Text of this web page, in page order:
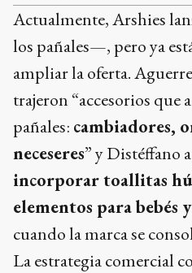
Actualmente, Arshies
los pañales—, pero ya
ampliar la oferta.
trajeron “accesorios que
pañales: cambiadores,
neceseres” y Distéffano
incorporar toallitas
elementos para bebés
cuando la marca se
La estrategia comercial